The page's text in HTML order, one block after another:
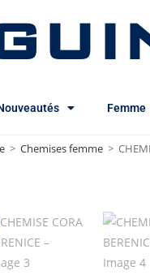
Femme
> Chemises femme >